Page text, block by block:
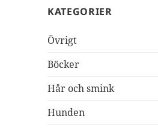
KATEGORIER
Övrigt
Böcker
Hår och smink
Hunden